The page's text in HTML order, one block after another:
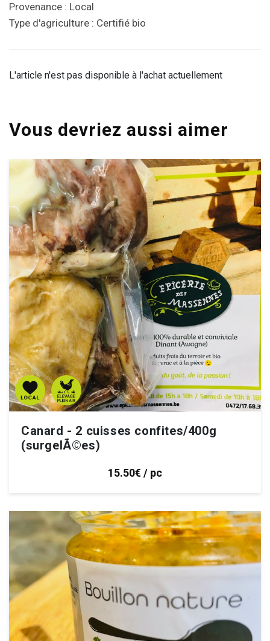
Provenance : Local
Type d'agriculture : Certifié bio
L'article n'est pas disponible à l'achat actuellement
Vous devriez aussi aimer
Canard - 2 cuisses confites/400g
(surgelÃ©es)
15.50€ / pc